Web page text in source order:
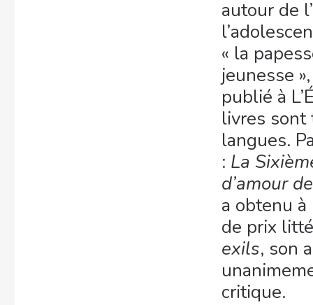
autour de
« la
jeunesse
publié à
livres sont
langues.
: La
d’amour
a obtenu
de prix
exils, son
critique.